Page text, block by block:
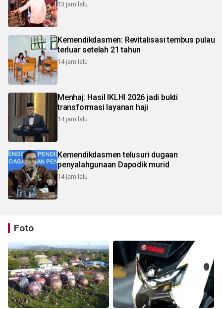
13 jam lalu
Kemendikdasmen: Revitalisasi tembus pulau
terluar setelah 21 tahun
14 jam lalu
Menhaj: Hasil IKLHI 2026 jadi bukti
transformasi layanan haji
14 jam lalu
Kemendikdasmen telusuri dugaan
penyalahgunaan Dapodik murid
14 jam lalu
Foto